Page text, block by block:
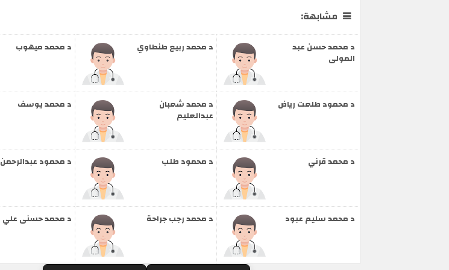
مشابهة:
د محمد ميهوب د محمد ربيع طنطاوي د محمد حسن عبد
المولى
د محمد يوسف د محمد شعبان
عبدالعليم
د محمود طلعت رياض
د محمود عبدالرحمن د محمود طلب د محمد قرني
د محمد حسنى علي د محمد رجب جراحة د محمد سليم عبود